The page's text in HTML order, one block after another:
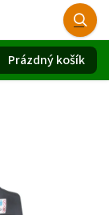
Prázdný košík